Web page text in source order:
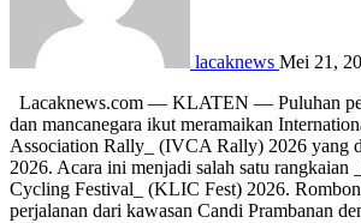
lacaknews Mei 21,
Lacaknews.com — KLATEN — Puluhan
dan mancanegara ikut meramaikan
Association Rally_ (IVCA Rally) 2026 yang
2026. Acara ini menjadi salah satu rangkaian
Cycling Festival_ (KLIC Fest) 2026.
perjalanan dari kawasan Candi Prambanan